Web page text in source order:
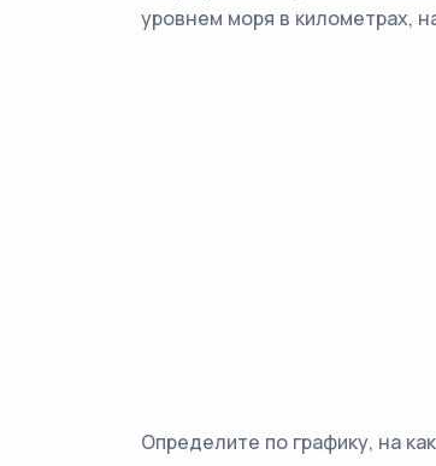
уровнем моря в километрах,
Определите по графику, на